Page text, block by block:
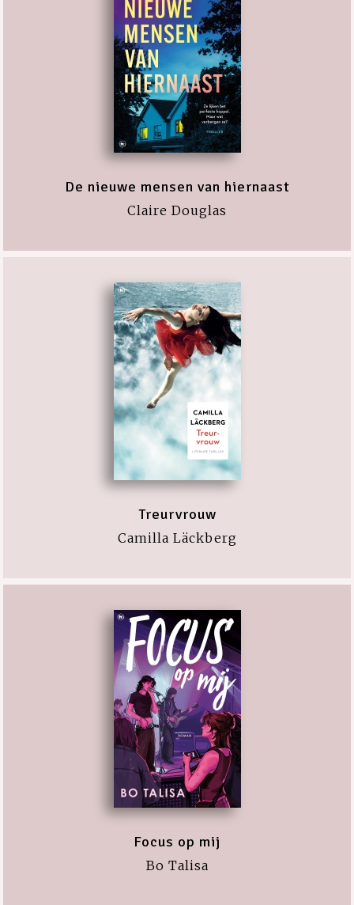
De nieuwe mensen van hiernaast
Claire Douglas
Treurvrouw
Camilla Läckberg
Focus op mij
Bo Talisa